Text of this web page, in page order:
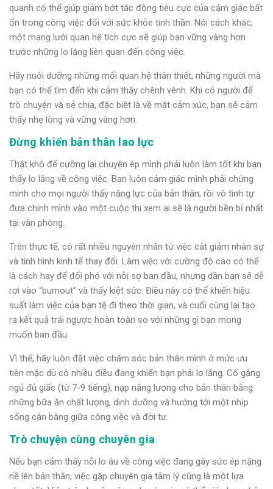
quanh có thể giúp giảm bớt tác động tiêu cực của cảm giác bất
ổn trong công việc đối với sức khỏe tinh thần. Nói cách khác,
một mạng lưới quan hệ tích cực sẽ giúp bạn vững vàng hơn
trước những lo lắng liên quan đến công việc.
Hãy nuôi dưỡng những mối quan hệ thân thiết, những người mà
bạn có thể tìm đến khi cảm thấy chênh vênh. Khi có người để
trò chuyện và sẻ chia, đặc biệt là về mặt cảm xúc, bạn sẽ cảm
thấy nhẹ lòng và vững vàng hơn.
Đừng khiến bản thân lao lực
Thật khó để cưỡng lại chuyện ép mình phải luôn làm tốt khi bạn
thấy lo lắng về công việc. Bạn luôn cảm giác mình phải chứng
minh cho mọi người thấy năng lực của bản thân, rồi vô tình tự
đưa chính mình vào một cuộc thi xem ai sẽ là người bền bỉ nhất
tại văn phòng.
Trên thực tế, có rất nhiều nguyên nhân từ việc cắt giảm nhân sự
và tình hình kinh tế thay đổi. Làm việc với cường độ cao có thể
là cách hay để đối phó với nỗi sợ ban đầu, nhưng dần bạn sẽ dễ
rơi vào “burnout” và thấy kiệt sức. Điều này có thể khiến hiệu
suất làm việc của bạn tệ đi theo thời gian, và cuối cùng lại tạo
ra kết quả trái ngược hoàn toàn so với những gì bạn mong
muốn ban đầu.
Vì thế, hãy luôn đặt việc chăm sóc bản thân mình ở mức ưu
tiên mặc dù có nhiều điều đang khiến bạn phải lo lắng. Cố gắng
ngủ đủ giấc (từ 7-9 tiếng), nạp năng lượng cho bản thân bằng
những bữa ăn chất lượng, dinh dưỡng và hướng tới một nhịp
sống cân bằng giữa công việc và đời tư.
Trò chuyện cùng chuyên gia
Nếu bạn cảm thấy nỗi lo âu về công việc đang gây sức ép nặng
nề lên bản thân, việc gặp chuyên gia tâm lý cũng là một lựa